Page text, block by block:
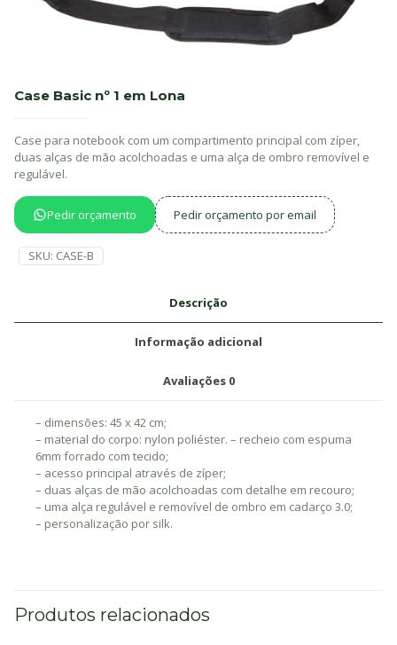
Case Basic nº 1 em Lona
Case para notebook com um compartimento principal com zíper,
duas alças de mão acolchoadas e uma alça de ombro removível e
regulável.
Pedir orçamento Pedir orçamento por email
SKU: CASE-B
Descrição
Informação adicional
Avaliações 0
– dimensões: 45 x 42 cm;
– material do corpo: nylon poliéster. – recheio com espuma
6mm forrado com tecido;
– acesso principal através de zíper;
– duas alças de mão acolchoadas com detalhe em recouro;
– uma alça regulável e removível de ombro em cadarço 3.0;
– personalização por silk.
Produtos relacionados